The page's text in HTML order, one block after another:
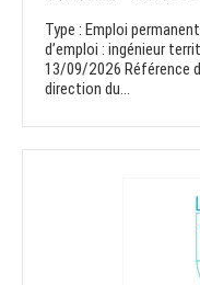
Type : Emploi
d’emploi : ingénieur
13/09/2026 Référence
direction du...